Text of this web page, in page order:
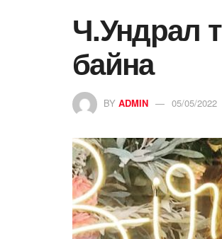
Ч.Ундрал
байна
BY ADMIN 05/05/2022